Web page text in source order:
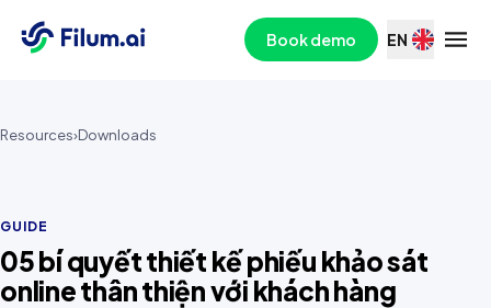
Book demo EN
Resources›Downloads
GUIDE
05 bí quyết thiết kế phiếu khảo sát
online thân thiện với khách hàng